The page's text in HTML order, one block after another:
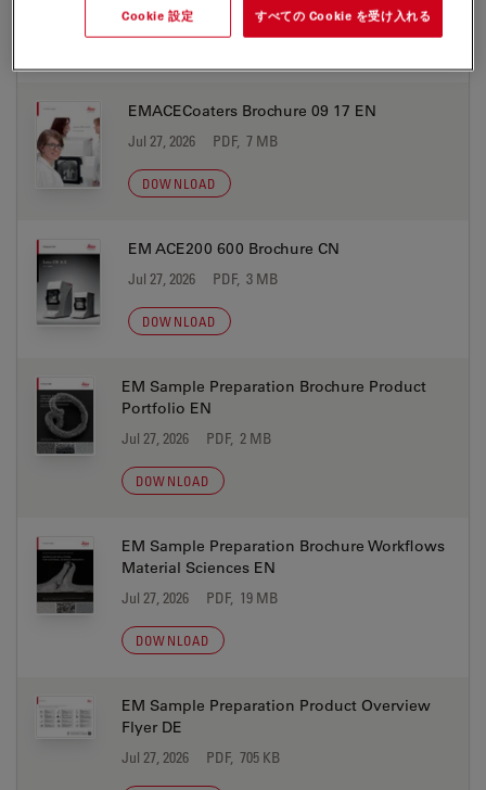
EMACECoaters Brochure 09 17 EN
Jul 27, 2026 PDF, 7 MB
DOWNLOAD
EM ACE200 600 Brochure CN
Jul 27, 2026 PDF, 3 MB
DOWNLOAD
EM Sample Preparation Brochure Product
Portfolio EN
Jul 27, 2026 PDF, 2 MB
DOWNLOAD
EM Sample Preparation Brochure Workflows
Material Sciences EN
Jul 27, 2026 PDF, 19 MB
DOWNLOAD
EM Sample Preparation Product Overview
Flyer DE
Jul 27, 2026 PDF, 705 KB
Cookie 設定 すべての Cookie を受け入れる